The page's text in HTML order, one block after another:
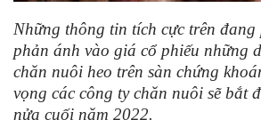
Những thông tin tích cực trên
phản ánh vào giá cổ phiếu những
chăn nuôi heo trên sàn chứng
vọng các công ty chăn nuôi sẽ bắt
nửa cuối năm 2022.